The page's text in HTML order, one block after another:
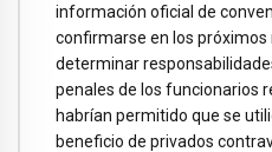
información oficial de
confirmarse en los próximos
determinar
penales de los funcionarios
habrían permitido que se
beneficio de privados